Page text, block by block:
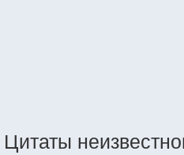
Цитаты